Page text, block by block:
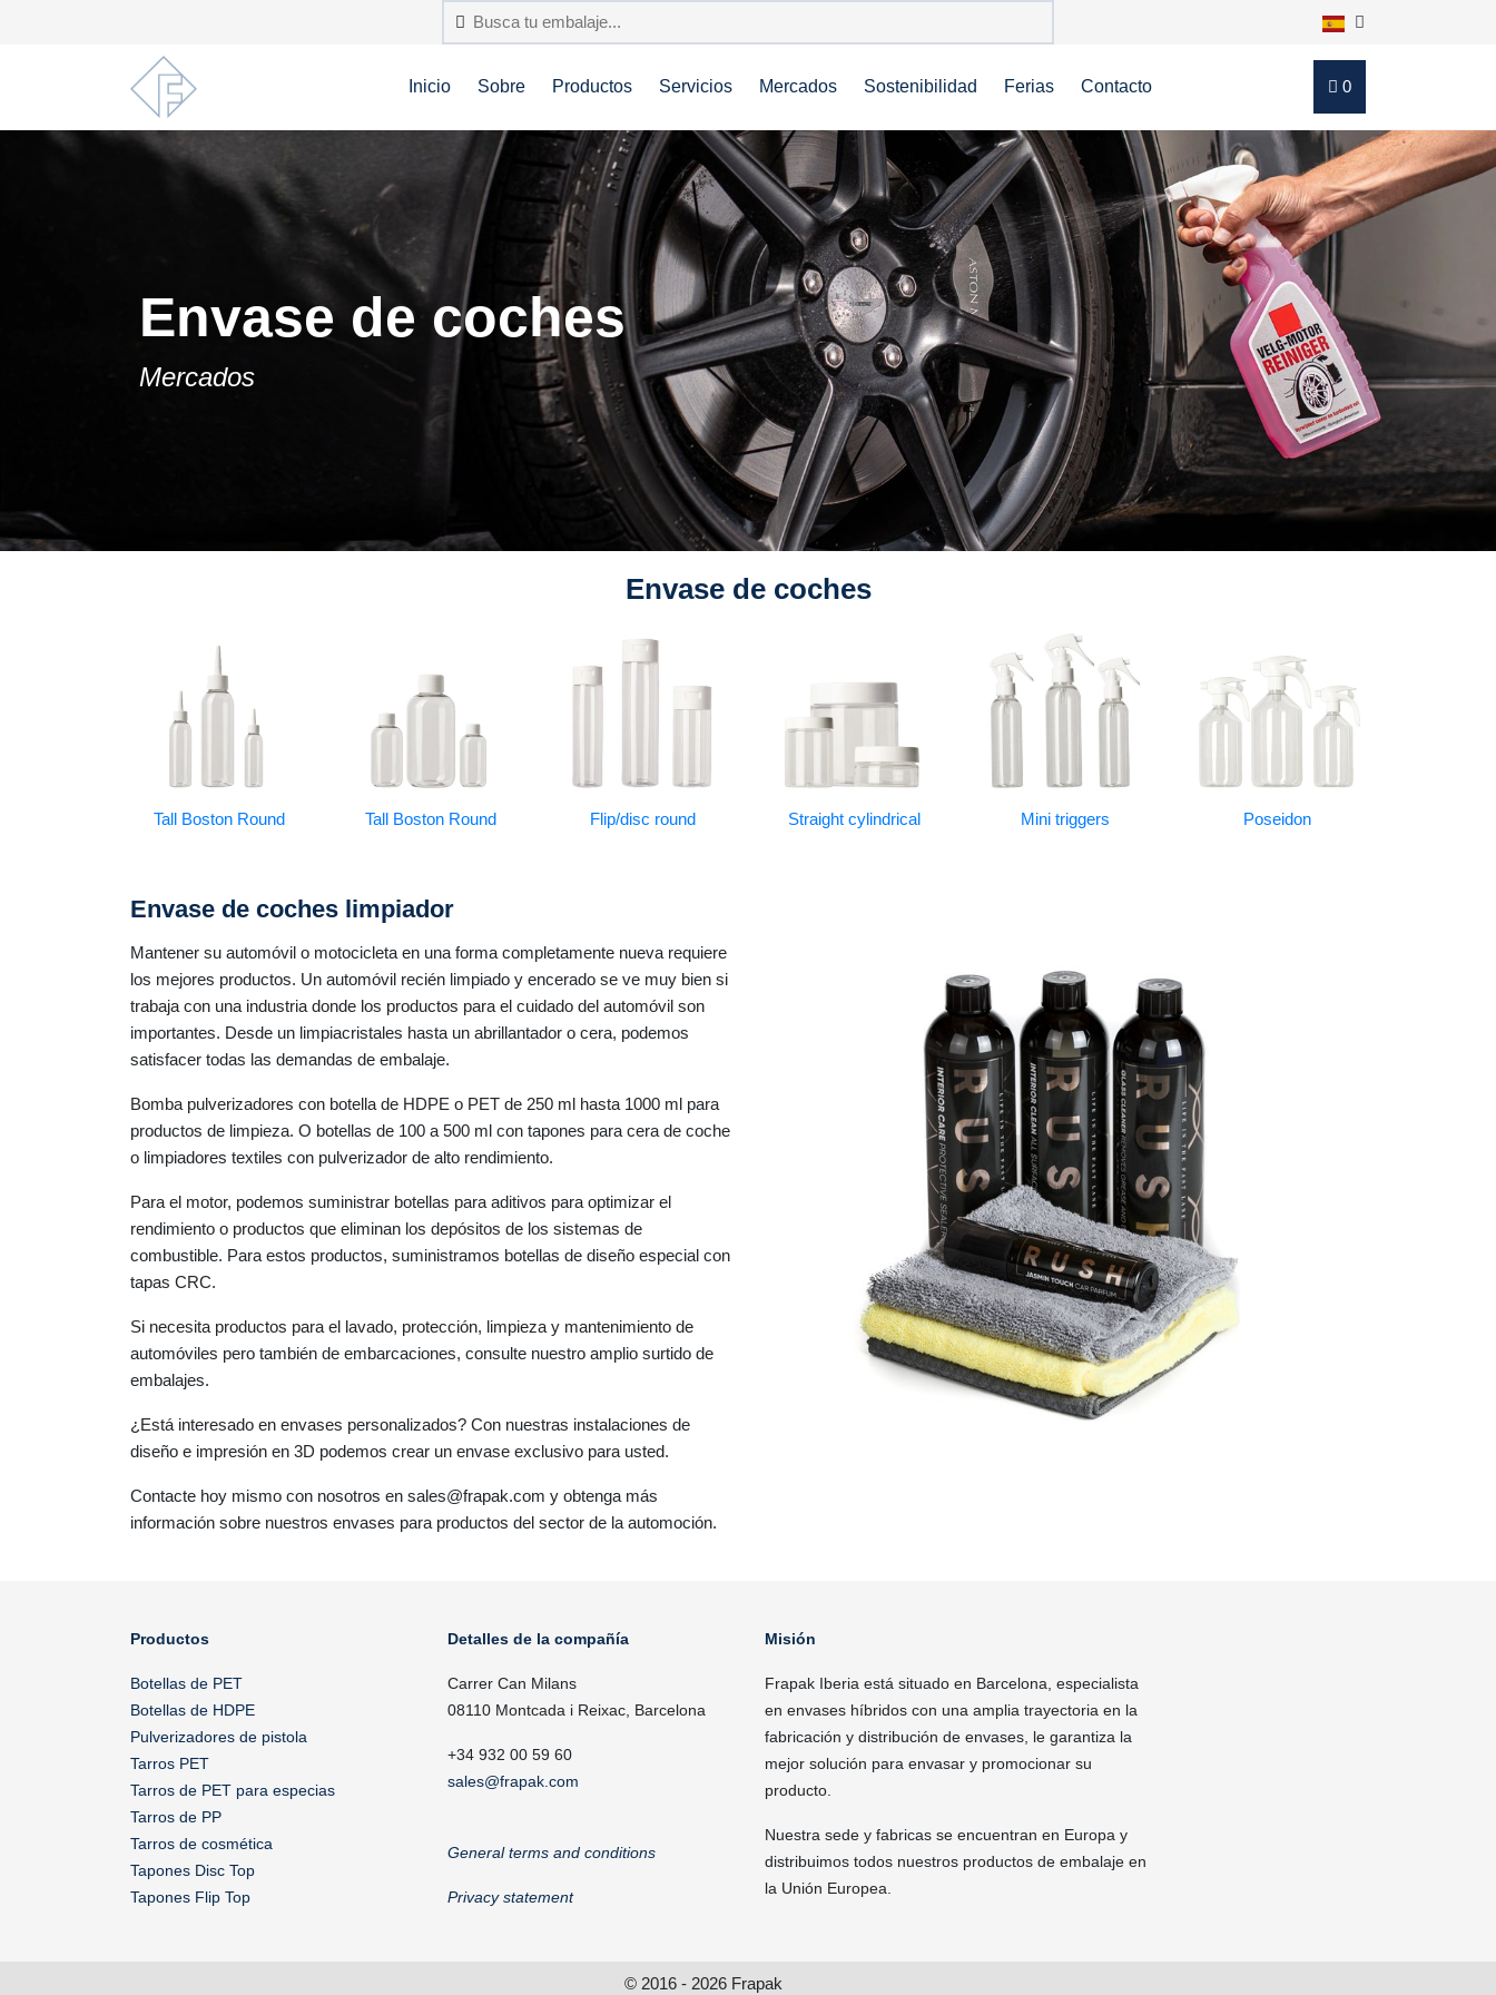
Inicio Sobre Productos Servicios Mercados Sostenibilidad Ferias Contacto 0
Envase de coches
Mercados
Envase de coches
Tall Boston Round Tall Boston Round Flip/disc round Straight cylindrical Mini triggers Poseidon
Envase de coches limpiador
Mantener su automóvil o motocicleta en una forma completamente nueva requiere
los mejores productos. Un automóvil recién limpiado y encerado se ve muy bien si
trabaja con una industria donde los productos para el cuidado del automóvil son
importantes. Desde un limpiacristales hasta un abrillantador o cera, podemos
satisfacer todas las demandas de embalaje.
Bomba pulverizadores con botella de HDPE o PET de 250 ml hasta 1000 ml para
productos de limpieza. O botellas de 100 a 500 ml con tapones para cera de coche
o limpiadores textiles con pulverizador de alto rendimiento.
Para el motor, podemos suministrar botellas para aditivos para optimizar el
rendimiento o productos que eliminan los depósitos de los sistemas de
combustible. Para estos productos, suministramos botellas de diseño especial con
tapas CRC.
Si necesita productos para el lavado, protección, limpieza y mantenimiento de
automóviles pero también de embarcaciones, consulte nuestro amplio surtido de
embalajes.
¿Está interesado en envases personalizados? Con nuestras instalaciones de
diseño e impresión en 3D podemos crear un envase exclusivo para usted.
Contacte hoy mismo con nosotros en sales@frapak.com y obtenga más
información sobre nuestros envases para productos del sector de la automoción.
Productos
Botellas de PET
Botellas de HDPE
Pulverizadores de pistola
Tarros PET
Tarros de PET para especias
Tarros de PP
Tarros de cosmética
Tapones Disc Top
Tapones Flip Top
Detalles de la compañía
Carrer Can Milans
08110 Montcada i Reixac, Barcelona
+34 932 00 59 60
sales@frapak.com
General terms and conditions
Privacy statement
Misión
Frapak Iberia está situado en Barcelona, especialista
en envases híbridos con una amplia trayectoria en la
fabricación y distribución de envases, le garantiza la
mejor solución para envasar y promocionar su
producto.
Nuestra sede y fabricas se encuentran en Europa y
distribuimos todos nuestros productos de embalaje en
la Unión Europea.
© 2016 - 2026 Frapak